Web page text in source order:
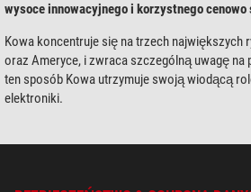
wysoce innowacyjnego i korzystnego
Kowa koncentruje się na trzech największych
oraz Ameryce, i zwraca szczególną uwagę na
ten sposób Kowa utrzymuje swoją wiodącą
elektroniki.